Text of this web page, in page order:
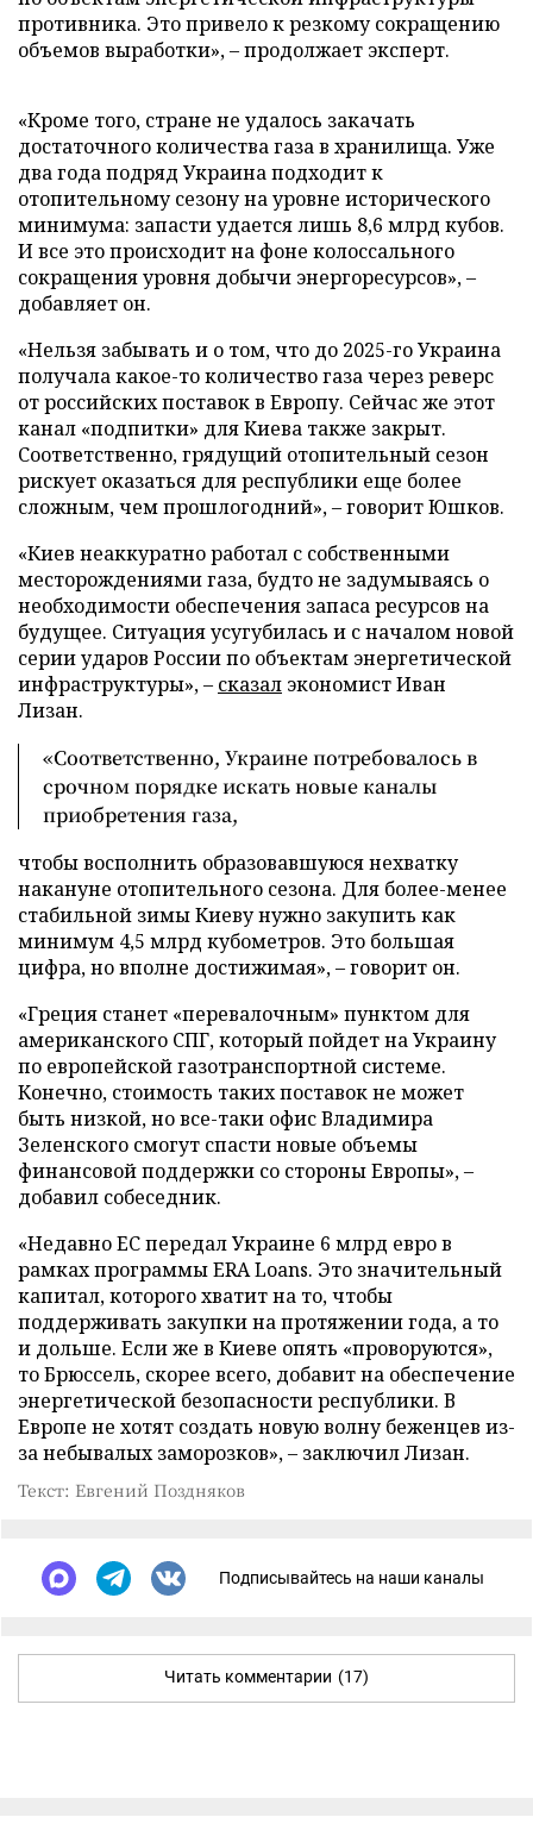
противника. Это привело к резкому сокращению
объемов выработки», – продолжает эксперт.
«Кроме того, стране не удалось закачать
достаточного количества газа в хранилища. Уже
два года подряд Украина подходит к
отопительному сезону на уровне исторического
минимума: запасти удается лишь 8,6 млрд кубов.
И все это происходит на фоне колоссального
сокращения уровня добычи энергоресурсов», –
добавляет он.
«Нельзя забывать и о том, что до 2025-го Украина
получала какое-то количество газа через реверс
от российских поставок в Европу. Сейчас же этот
канал «подпитки» для Киева также закрыт.
Соответственно, грядущий отопительный сезон
рискует оказаться для республики еще более
сложным, чем прошлогодний», – говорит Юшков.
«Киев неаккуратно работал с собственными
месторождениями газа, будто не задумываясь о
необходимости обеспечения запаса ресурсов на
будущее. Ситуация усугубилась и с началом новой
серии ударов России по объектам энергетической
инфраструктуры», – сказал экономист Иван
Лизан.
«Соответственно, Украине потребовалось в
срочном порядке искать новые каналы
приобретения газа,
чтобы восполнить образовавшуюся нехватку
накануне отопительного сезона. Для более-менее
стабильной зимы Киеву нужно закупить как
минимум 4,5 млрд кубометров. Это большая
цифра, но вполне достижимая», – говорит он.
«Греция станет «перевалочным» пунктом для
американского СПГ, который пойдет на Украину
по европейской газотранспортной системе.
Конечно, стоимость таких поставок не может
быть низкой, но все-таки офис Владимира
Зеленского смогут спасти новые объемы
финансовой поддержки со стороны Европы», –
добавил собеседник.
«Недавно ЕС передал Украине 6 млрд евро в
рамках программы ERA Loans. Это значительный
капитал, которого хватит на то, чтобы
поддерживать закупки на протяжении года, а то
и дольше. Если же в Киеве опять «проворуются»,
то Брюссель, скорее всего, добавит на обеспечение
энергетической безопасности республики. В
Европе не хотят создать новую волну беженцев из-
за небывалых заморозков», – заключил Лизан.
Текст: Евгений Поздняков
Подписывайтесь на наши каналы
Читать комментарии (17)